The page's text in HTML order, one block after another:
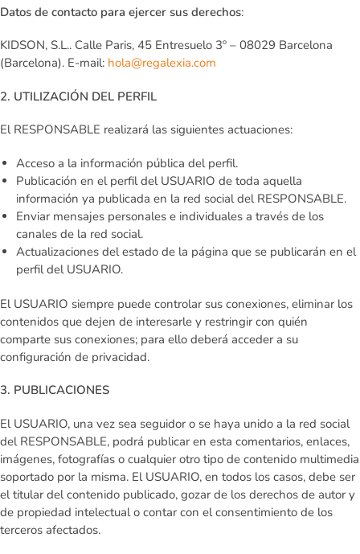
Datos de contacto para ejercer sus derechos:
KIDSON, S.L.. Calle Paris, 45 Entresuelo 3º – 08029 Barcelona
(Barcelona). E-mail: hola@regalexia.com
2. UTILIZACIÓN DEL PERFIL
El RESPONSABLE realizará las siguientes actuaciones:
Acceso a la información pública del perfil.
Publicación en el perfil del USUARIO de toda aquella
información ya publicada en la red social del RESPONSABLE.
Enviar mensajes personales e individuales a través de los
canales de la red social.
Actualizaciones del estado de la página que se publicarán en el
perfil del USUARIO.
El USUARIO siempre puede controlar sus conexiones, eliminar los
contenidos que dejen de interesarle y restringir con quién
comparte sus conexiones; para ello deberá acceder a su
configuración de privacidad.
3. PUBLICACIONES
El USUARIO, una vez sea seguidor o se haya unido a la red social
del RESPONSABLE, podrá publicar en esta comentarios, enlaces,
imágenes, fotografías o cualquier otro tipo de contenido multimedia
soportado por la misma. El USUARIO, en todos los casos, debe ser
el titular del contenido publicado, gozar de los derechos de autor y
de propiedad intelectual o contar con el consentimiento de los
terceros afectados.